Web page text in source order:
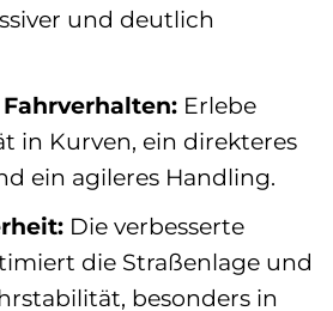
und deutlich
Erlebe
in Kurven, ein direkteres
ein agileres Handling.
Die verbesserte
die Straßenlage und
besonders in